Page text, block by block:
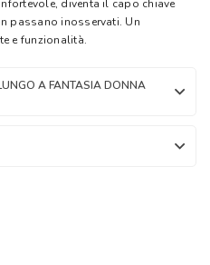
diventa il capo chiave
passano inosservati. Un
e funzionalità.
A FANTASIA DONNA